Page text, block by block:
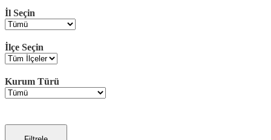
İl Seçin
İlçe Seçin
Kurum Türü